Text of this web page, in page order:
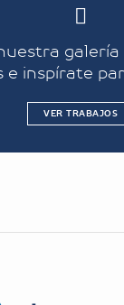
e inspírate
VER TRABAJOS